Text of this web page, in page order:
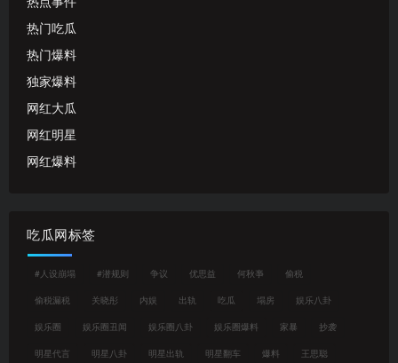
热点事件
热门吃瓜
热门爆料
独家爆料
网红大瓜
网红明星
网红爆料
吃瓜网标签
#人设崩塌 #潜规则 争议 优思益 何秋亊 偷税
偷税漏税 关晓彤 内娱 出轨 吃瓜 塌房 娱乐八卦
娱乐圈 娱乐圈丑闻 娱乐圈八卦 娱乐圈爆料 家暴 抄袭
明星代言 明星八卦 明星出轨 明星翻车 爆料 王思聪